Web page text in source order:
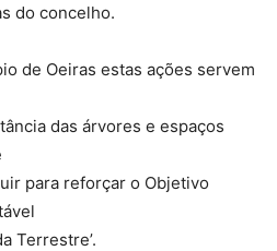
do concelho.
de Oeiras estas ações servem
das árvores e espaços
para reforçar o Objetivo
Terrestre’.